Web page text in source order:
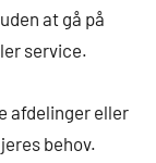
at gå på
service.
afdelinger eller
behov.